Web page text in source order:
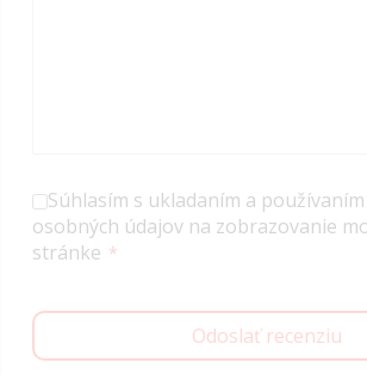
Súhlasím s ukladaním a
osobných údajov na zobrazovanie
stránke
Odoslať recenziu